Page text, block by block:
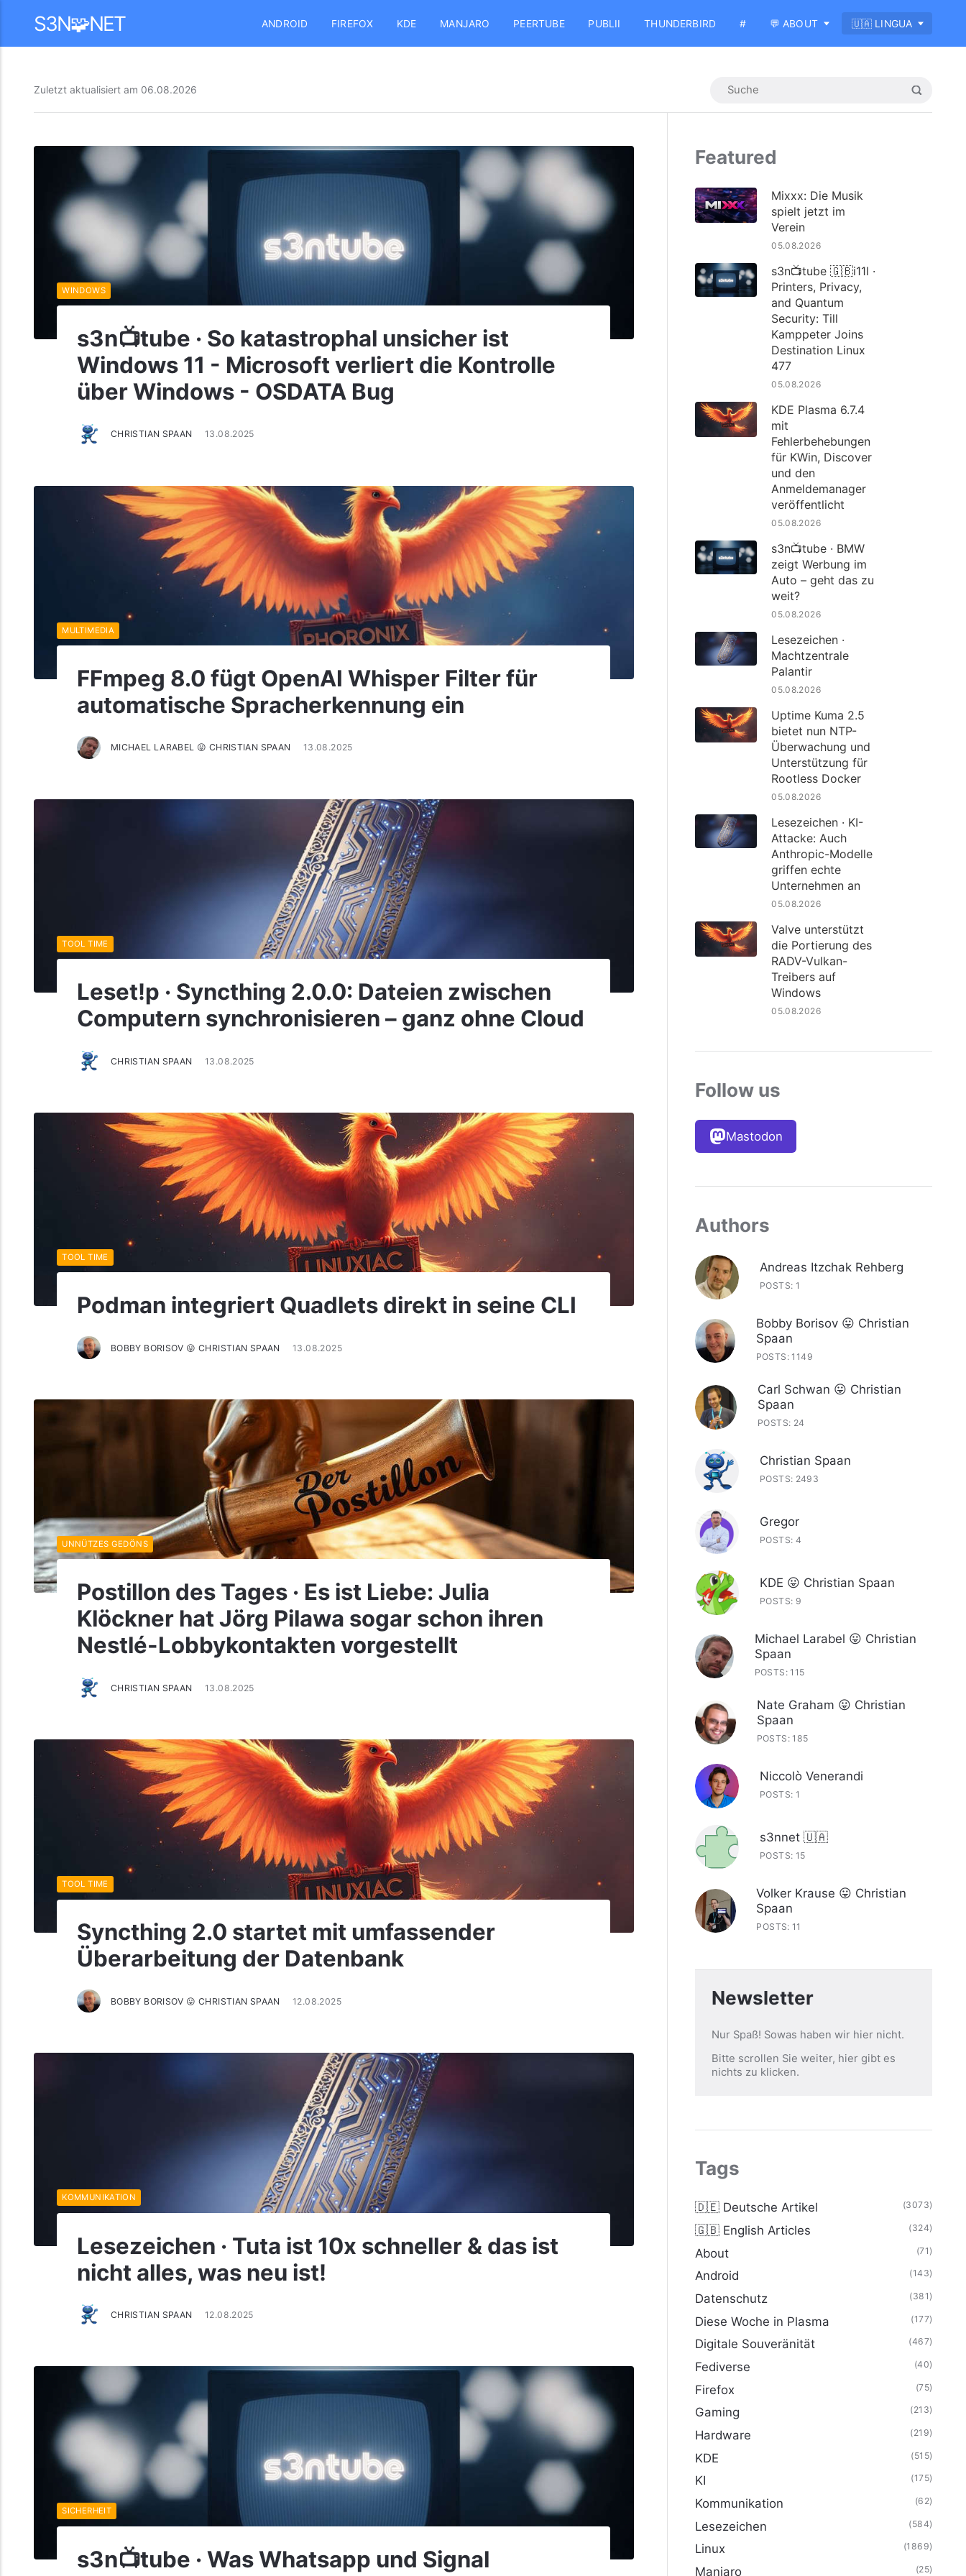
S3N🧩NET ANDROID FIREFOX KDE MANJARO PEERTUBE PUBLII THUNDERBIRD # 💬 ABOUT 🇺🇦 LINGUA
Zuletzt aktualisiert am 06.08.2026
s3n📺tube · So katastrophal unsicher ist
Windows 11 - Microsoft verliert die Kontrolle
über Windows - OSDATA Bug
CHRISTIAN SPAAN 13.08.2025
WINDOWS
FFmpeg 8.0 fügt OpenAI Whisper Filter für
automatische Spracherkennung ein
MICHAEL LARABEL 😛 CHRISTIAN SPAAN 13.08.2025
MULTIMEDIA
Leset!p · Syncthing 2.0.0: Dateien zwischen
Computern synchronisieren – ganz ohne Cloud
CHRISTIAN SPAAN 13.08.2025
TOOL TIME
Podman integriert Quadlets direkt in seine CLI
BOBBY BORISOV 😛 CHRISTIAN SPAAN 13.08.2025
TOOL TIME
Postillon des Tages · Es ist Liebe: Julia
Klöckner hat Jörg Pilawa sogar schon ihren
Nestlé-Lobbykontakten vorgestellt
CHRISTIAN SPAAN 13.08.2025
UNNÜTZES GEDÖNS
Syncthing 2.0 startet mit umfassender
Überarbeitung der Datenbank
BOBBY BORISOV 😛 CHRISTIAN SPAAN 12.08.2025
TOOL TIME
Lesezeichen · Tuta ist 10x schneller & das ist
nicht alles, was neu ist!
CHRISTIAN SPAAN 12.08.2025
KOMMUNIKATION
s3n📺tube · Was Whatsapp und Signal
SICHERHEIT
Featured
Mixxx: Die Musik
spielt jetzt im
Verein
05.08.2026
s3n📺tube 🇬🇧i11l ·
Printers, Privacy,
and Quantum
Security: Till
Kamppeter Joins
Destination Linux
477
05.08.2026
KDE Plasma 6.7.4
mit
Fehlerbehebungen
für KWin, Discover
und den
Anmeldemanager
veröffentlicht
05.08.2026
s3n📺tube · BMW
zeigt Werbung im
Auto – geht das zu
weit?
05.08.2026
Lesezeichen ·
Machtzentrale
Palantir
05.08.2026
Uptime Kuma 2.5
bietet nun NTP-
Überwachung und
Unterstützung für
Rootless Docker
05.08.2026
Lesezeichen · KI-
Attacke: Auch
Anthropic-Modelle
griffen echte
Unternehmen an
05.08.2026
Valve unterstützt
die Portierung des
RADV-Vulkan-
Treibers auf
Windows
05.08.2026
Follow us
Mastodon
Authors
Andreas Itzchak Rehberg
POSTS: 1
Bobby Borisov 😛 Christian
Spaan
POSTS: 1149
Carl Schwan 😛 Christian
Spaan
POSTS: 24
Christian Spaan
POSTS: 2493
Gregor
POSTS: 4
KDE 😛 Christian Spaan
POSTS: 9
Michael Larabel 😛 Christian
Spaan
POSTS: 115
Nate Graham 😛 Christian
Spaan
POSTS: 185
Niccolò Venerandi
POSTS: 1
s3nnet 🇺🇦
POSTS: 15
Volker Krause 😛 Christian
Spaan
POSTS: 11
Newsletter
Nur Spaß! Sowas haben wir hier nicht.
Bitte scrollen Sie weiter, hier gibt es
nichts zu klicken.
Tags
🇩🇪 Deutsche Artikel (3073)
🇬🇧 English Articles (324)
About (71)
Android (143)
Datenschutz (381)
Diese Woche in Plasma (177)
Digitale Souveränität (467)
Fediverse (40)
Firefox (75)
Gaming (213)
Hardware (219)
KDE (515)
KI (175)
Kommunikation (62)
Lesezeichen (584)
Linux (1869)
Manjaro (25)